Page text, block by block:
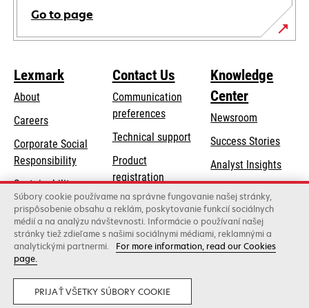
Go to page
Lexmark
About
Careers
Corporate Social
Responsibilityopens
a
new
tab
Sustainability
Lexmark Partners
Contact Us
Communication
preferences
Technical supportopens
new
tab
Product
registration
Find a dealer
List of wholesalers
Knowledge
Center
Newsroom
Success Stories
Analyst Insights
©2026 All rights reserved.
Legal Privacy
Súbory cookie používame na správne fungovanie našej stránky,
prispôsobenie obsahu a reklám, poskytovanie funkcií sociálnych
médií a na analýzu návštevnosti. Informácie o používaní našej
stránky tiež zdieľame s našimi sociálnymi médiami, reklamnými a
analytickými partnermi.
For more information, read our Cookies
page.
PRIJAŤ VŠETKY SÚBORY COOKIE